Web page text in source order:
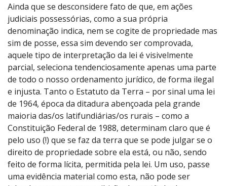
Ainda que se desconsidere fato de que, em ações
judiciais possessórias, como a sua própria
denominação indica, nem se cogite de propriedade mas
sim de posse, essa sim devendo ser comprovada,
aquele tipo de interpretação da lei é visivelmente
parcial, seleciona tendenciosamente apenas uma parte
de todo o nosso ordenamento jurídico, de forma ilegal
e injusta. Tanto o Estatuto da Terra – por sinal uma lei
de 1964, época da ditadura abençoada pela grande
maioria das/os latifundiárias/os rurais – como a
Constituição Federal de 1988, determinam claro que é
pelo uso (!) que se faz da terra que se pode julgar se o
direito de propriedade sobre ela está, ou não, sendo
feito de forma lícita, permitida pela lei. Um uso, passe
uma evidência material como esta, não pode ser